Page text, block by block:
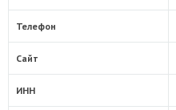
Телефон
Сайт
ИНН